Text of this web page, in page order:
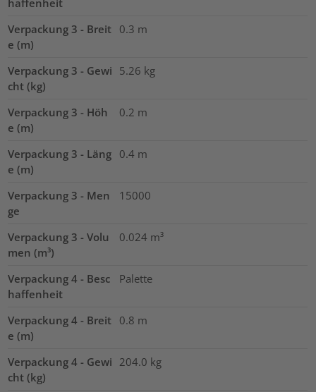
Verpackung 3 - Breit
e (m)
0.3 m
Verpackung 3 - Gewi
cht (kg)
5.26 kg
Verpackung 3 - Höh
e (m)
0.2 m
Verpackung 3 - Läng
e (m)
0.4 m
Verpackung 3 - Men
ge
15000
Verpackung 3 - Volu
men (m³)
0.024 m³
Verpackung 4 - Besc
haffenheit
Palette
Verpackung 4 - Breit
e (m)
0.8 m
Verpackung 4 - Gewi
cht (kg)
204.0 kg